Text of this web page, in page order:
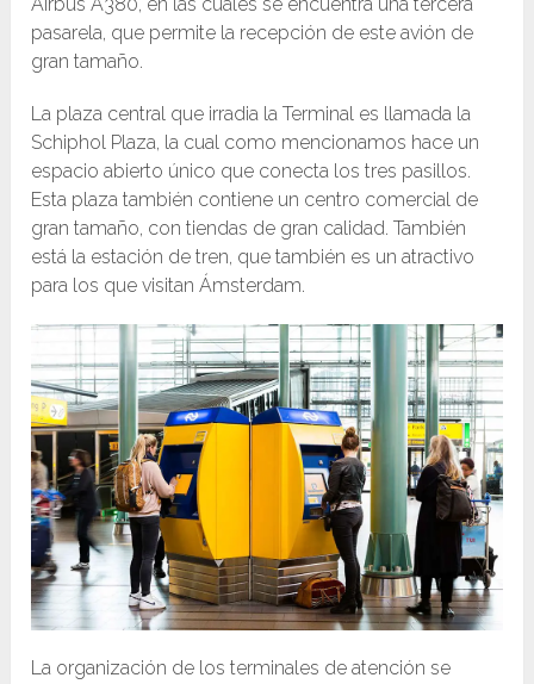
pasarela, que permite la recepción de este avión de
gran tamaño.
La plaza central que irradia la Terminal es llamada la
Schiphol Plaza, la cual como mencionamos hace un
espacio abierto único que conecta los tres pasillos.
Esta plaza también contiene un centro comercial de
gran tamaño, con tiendas de gran calidad. También
está la estación de tren, que también es un atractivo
para los que visitan Ámsterdam.
La organización de los terminales de atención se